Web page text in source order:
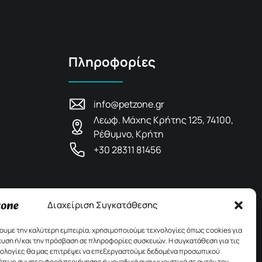
Διαχείριση Συγκατάθεσης
την καλύτερη εμπειρία, χρησιμοποιούμε τεχνολογίες όπως cookies για
ή/και την πρόσβαση σε πληροφορίες συσκευών. Η συγκατάθεση για τις
θα μας επιτρέψει να επεξεργαστούμε δεδομένα προσωπικού
Πληροφορίες
info@petzone.gr
Λεωφ. Μάχης Κρήτης 125, 74100,
Ρέθυμνο, Κρήτη
+30 28311 81456